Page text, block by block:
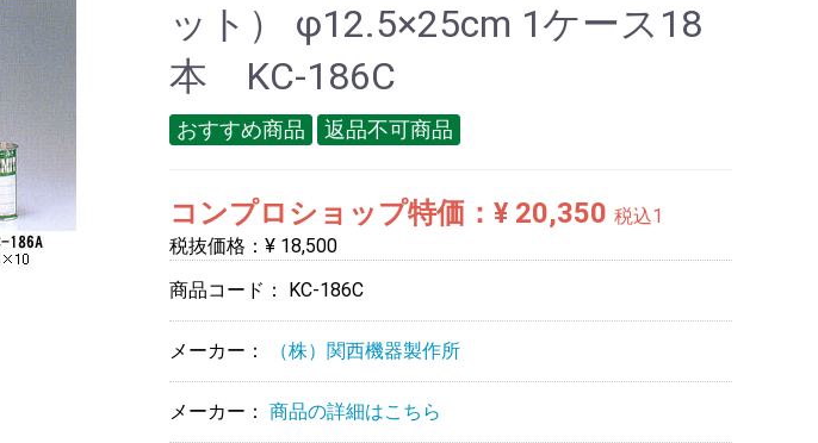
ット） φ12.5×25cm 1ケース18
本 KC-186C
おすすめ商品 返品不可商品
コンプロショップ特価：¥ 20,350 税込1
税抜価格：¥ 18,500
商品コード： KC-186C
メーカー： （株）関西機器製作所
メーカー： 商品の詳細はこちら